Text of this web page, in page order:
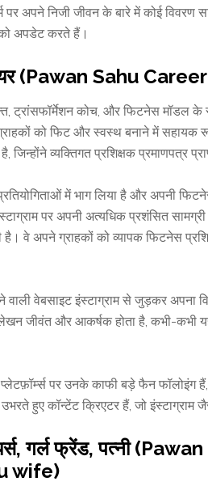
पर अपने निजी जीवन के बारे में कोई विवरण
अपडेट करते हैं।
(Pawan Sahu
ट्रांसफॉर्मेशन कोच, और फिटनेस मॉडल
को फिट और स्वस्थ बनाने में सहायक
जिन्होंने व्यक्तिगत प्रशिक्षक प्रमाणपत्र
में भाग लिया है और अपनी
पर अपनी अत्यधिक प्रशंसित
है। वे अपने ग्राहकों को व्यापक फिटनेस
वाली वेबसाइट इंस्टाग्राम से जुड़कर अपना
जीवंत और आकर्षक होता है, कभी-कभी
पर उनके काफी बड़े फैन
हुए कॉन्टेंट क्रिएटर हैं, जो इंस्टाग्राम
गर्ल फ्रेंड, पत्नी
wife)